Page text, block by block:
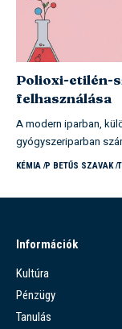
Polioxi-etilén-
felhasználása
A modern iparban,
gyógyszeriparban
KÉMIA P BETŰS SZAVAK
Információk
Kultúra
Pénzügy
Tanulás